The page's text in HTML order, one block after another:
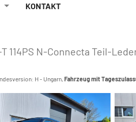
KONTAKT
T 114PS N-Connecta Teil-
H - Ungarn, Fahrzeug mit